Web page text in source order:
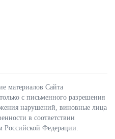
материалов Сайта
с письменного разрешения
нарушений, виновные лица
в соответствии
Российской Федерации.